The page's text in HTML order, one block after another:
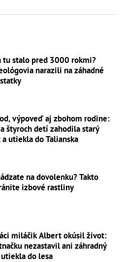
tu stalo pred 3000 rokmi?
narazili na záhadné
výpoveď aj zbohom rodine:
štyroch detí zahodila starý
utiekla do Talianska
na dovolenku? Takto
izbové rastliny
miláčik Albert okúsil život:
nezastavil ani záhradný
do lesa